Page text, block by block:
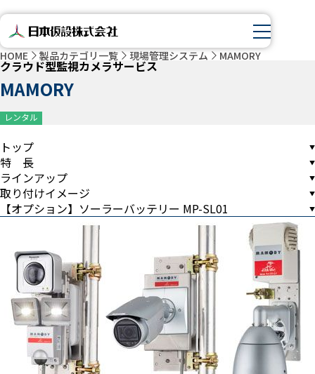
HOME 製品カテゴリ一覧 現場管理システム MAMORY
クラウド型監視カメラサービス
MAMORY
レンタル
トップ
特 長
ラインアップ
取り付けイメージ
【オプション】ソーラーバッテリー MP-SL01